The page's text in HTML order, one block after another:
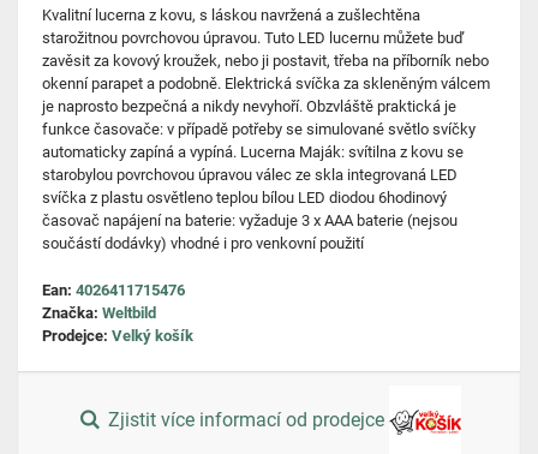
Kvalitní lucerna z kovu, s láskou navržená a zušlechtěna
starožitnou povrchovou úpravou. Tuto LED lucernu můžete buď
zavěsit za kovový kroužek, nebo ji postavit, třeba na příborník nebo
okenní parapet a podobně. Elektrická svíčka za skleněným válcem
je naprosto bezpečná a nikdy nevyhoří. Obzvláště praktická je
funkce časovače: v případě potřeby se simulované světlo svíčky
automaticky zapíná a vypíná. Lucerna Maják: svítilna z kovu se
starobylou povrchovou úpravou válec ze skla integrovaná LED
svíčka z plastu osvětleno teplou bílou LED diodou 6hodinový
časovač napájení na baterie: vyžaduje 3 x AAA baterie (nejsou
součástí dodávky) vhodné i pro venkovní použití
Ean: 4026411715476
Značka: Weltbild
Prodejce: Velký košík
Zjistit více informací od prodejce